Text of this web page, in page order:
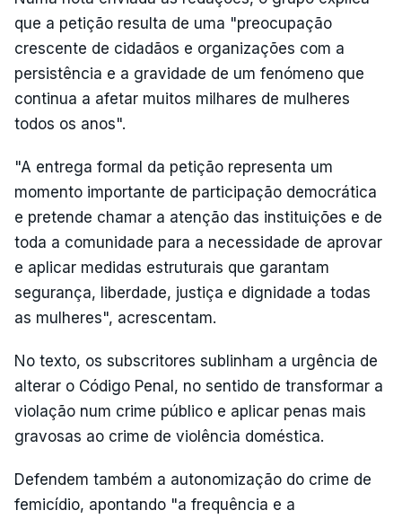
que a petição resulta de uma "preocupação
crescente de cidadãos e organizações com a
persistência e a gravidade de um fenómeno que
continua a afetar muitos milhares de mulheres
todos os anos".
"A entrega formal da petição representa um
momento importante de participação democrática
e pretende chamar a atenção das instituições e de
toda a comunidade para a necessidade de aprovar
e aplicar medidas estruturais que garantam
segurança, liberdade, justiça e dignidade a todas
as mulheres", acrescentam.
No texto, os subscritores sublinham a urgência de
alterar o Código Penal, no sentido de transformar a
violação num crime público e aplicar penas mais
gravosas ao crime de violência doméstica.
Defendem também a autonomização do crime de
femicídio, apontando "a frequência e a